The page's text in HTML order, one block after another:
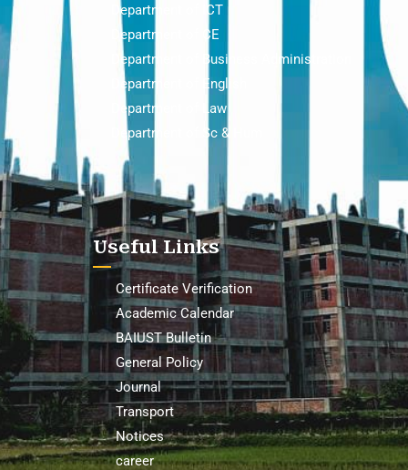
Department of ICT
Department of CE
Department of Business Administration
Department of English
Department of Law
Department of Sc & Hum
Useful Links
Certificate Verification
Academic Calendar
BAIUST Bulletin
General Policy
Journal
Transport
Notices
career